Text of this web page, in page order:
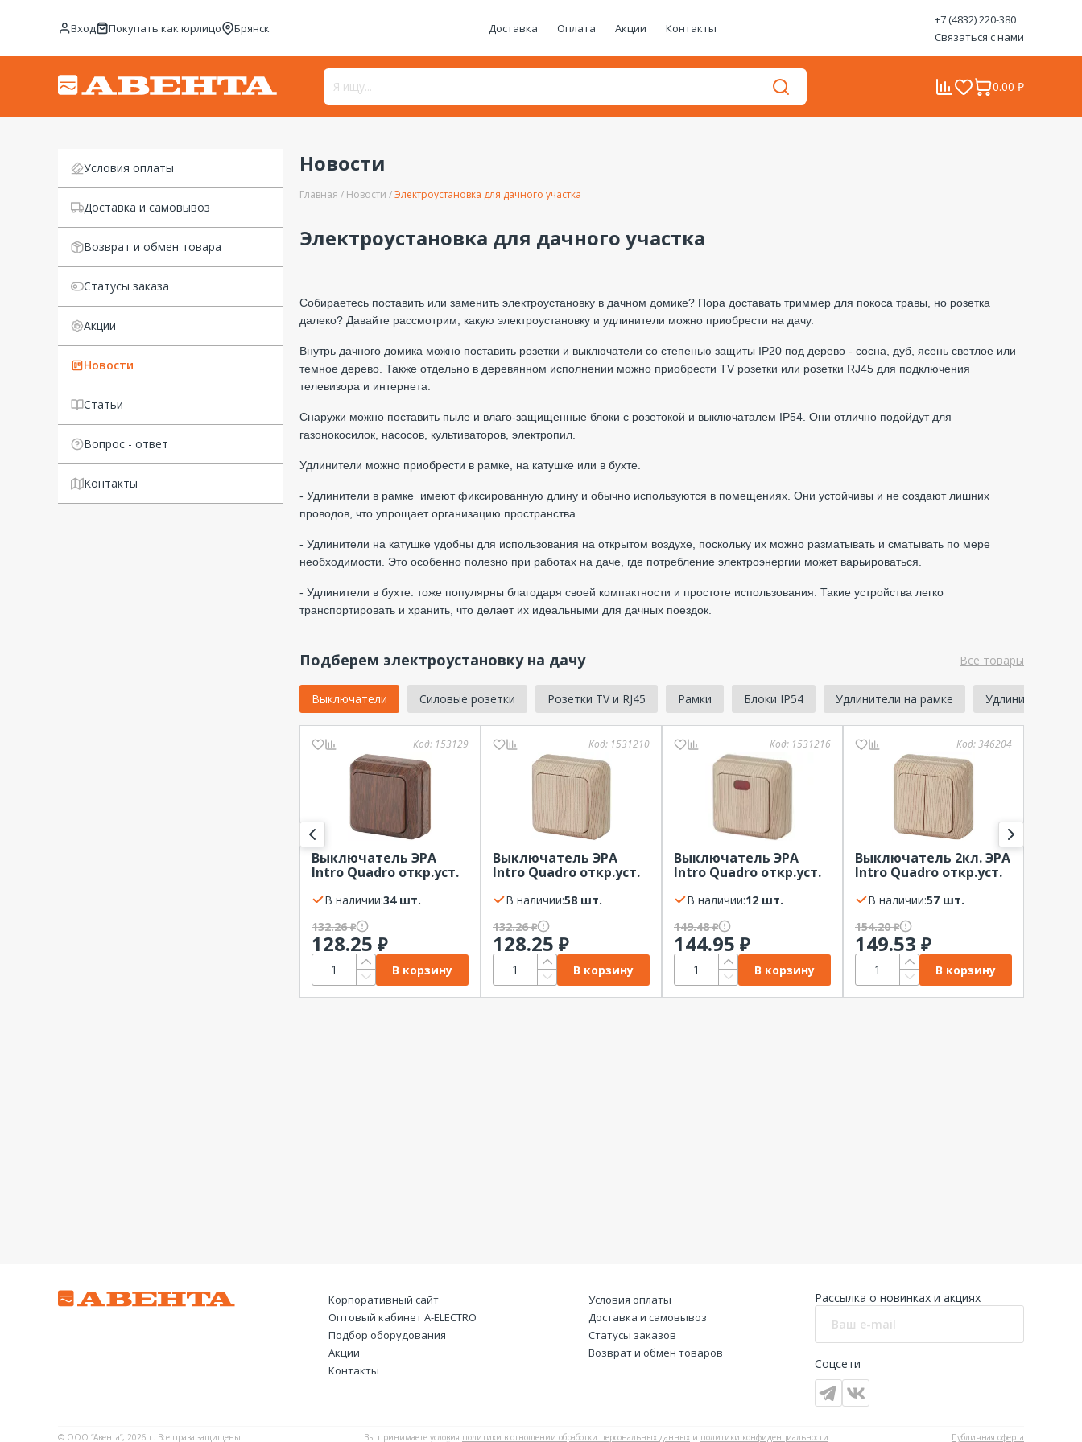
Вход Покупать как юрлицо Брянск Доставка Оплата Акции Контакты
+7 (4832) 220-380
Связаться с нами
0.00 ₽
Условия оплаты
Доставка и самовывоз
Возврат и обмен товара
Статусы заказа
Акции
Новости
Статьи
Вопрос - ответ
Контакты
Новости
Главная Новости Электроустановка для дачного участка
Электроустановка для дачного участка
Собираетесь поставить или заменить электроустановку в дачном домике? Пора доставать триммер для покоса травы, но розетка
далеко? Давайте рассмотрим, какую электроустановку и удлинители можно приобрести на дачу.
Внутрь дачного домика можно поставить розетки и выключатели со степенью защиты IP20 под дерево - сосна, дуб, ясень светлое или
темное дерево. Также отдельно в деревянном исполнении можно приобрести TV розетки или розетки RJ45 для подключения
телевизора и интернета.
Снаружи можно поставить пыле и влаго-защищенные блоки с розетокой и выключаталем IP54. Они отлично подойдут для
газонокосилок, насосов, культиваторов, электропил.
Удлинители можно приобрести в рамке, на катушке или в бухте.
- Удлинители в рамке имеют фиксированную длину и обычно используются в помещениях. Они устойчивы и не создают лишних
проводов, что упрощает организацию пространства.
- Удлинители на катушке удобны для использования на открытом воздухе, поскольку их можно разматывать и сматывать по мере
необходимости. Это особенно полезно при работах на даче, где потребление электроэнергии может варьироваться.
- Удлинители в бухте: тоже популярны благодаря своей компактности и простоте использования. Такие устройства легко
транспортировать и хранить, что делает их идеальными для дачных поездок.
Подберем электроустановку на дачу Все товары
Выключатели Силовые розетки Розетки TV и RJ45 Рамки Блоки IP54 Удлинители на рамке Удлинители на
Код: 153129
Выключатель ЭРА
Intro Quadro откр.уст.
1кл., венге, 10А, 2-101-
10В наличии:
34 шт.
132.26₽
128.25 ₽
В корзину
Код: 1531210
Выключатель ЭРА
Intro Quadro откр.уст.
1кл., сосна, 10А, 2-101-
11В наличии:
58 шт.
132.26₽
128.25 ₽
В корзину
Код: 1531216
Выключатель ЭРА
Intro Quadro откр.уст.
подсветкой 10А, 2-102-
В наличии:
12 шт.
149.48₽
144.95 ₽
В корзину
Код:346204
Выключатель 2кл. ЭРА
Intro Quadro откр.уст.
Сосна 10А-250В, IP20 2-
104-11
В наличии:
57 шт.
154.20₽
149.53 ₽
В корзину
Корпоративный сайт
Оптовый кабинет А-ELECTRO
Подбор оборудования
Акции
Контакты
Условия оплаты
Доставка и самовывоз
Статусы заказов
Возврат и обмен товаров
Рассылка о новинках и акциях
Соцсети
© ООО “Авента”, 2026 г. Все права защищены Вы принимаете условия политики в отношении обработки персональных данных и политики конфиденциальности Публичная оферта